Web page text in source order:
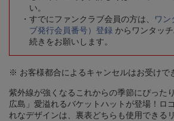
い。
すでにファンクラブ会員の方は、
ワン
ブ発行会員番号）登録 からワンタッ
続きをお願いします。
※ お客様都合によるキャンセルはお受けで
紫外線が強くなるこれからの季節にぴった
広島」愛溢れるバケットハットが登場！ロ
れなデザインは、裏表どちらも使用できる